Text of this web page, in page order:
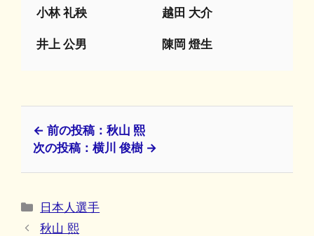
小林 礼秧 越田 大介
井上 公男 陳岡 燈生
← 前の投稿：秋山 熙
次の投稿：横川 俊樹 →
カ
テ
日本人選手
秋山 熙